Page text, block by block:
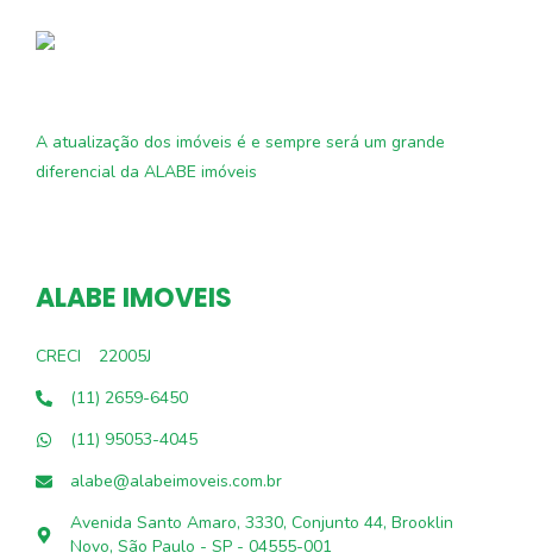
A atualização dos imóveis é e sempre será um grande
diferencial da ALABE imóveis
ALABE IMOVEIS
CRECI
22005J
(11) 2659-6450
(11) 95053-4045
alabe@alabeimoveis.com.br
Avenida Santo Amaro, 3330, Conjunto 44, Brooklin
Novo, São Paulo - SP - 04555-001